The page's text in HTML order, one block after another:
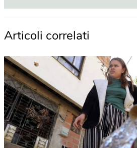
Articoli correlati